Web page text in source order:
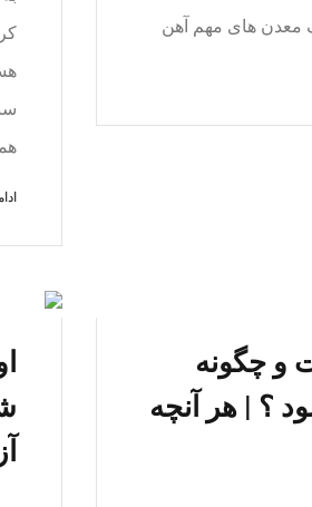
معدن های مهم آهن
و چگونه
؟ | هر آنچه